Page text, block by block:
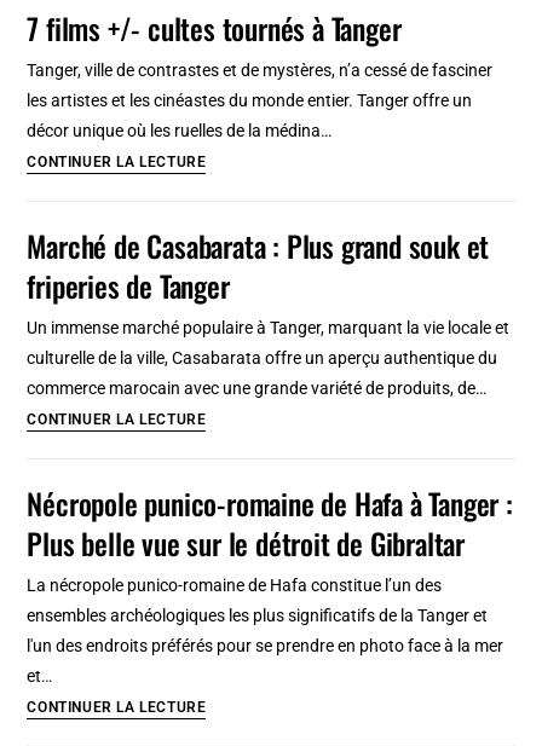
Naples
:
Joli
jardin,
belle
musée
la
céramique
7 films +/- cultes tournés à Tanger
Tanger, ville de contrastes et de mystères, n’a cessé de fasciner
les artistes et les cinéastes du monde entier. Tanger offre un
décor unique où les ruelles de la médina…
CONTINUER LA LECTURE7
cultes
tournés
Tanger
Marché de Casabarata : Plus grand souk et
friperies de Tanger
Un immense marché populaire à Tanger, marquant la vie locale et
culturelle de la ville, Casabarata offre un aperçu authentique du
commerce marocain avec une grande variété de produits, de…
CONTINUER LA LECTUREMarché
:
Plus
friperies
Tanger
Nécropole punico-romaine de Hafa à Tanger :
Plus belle vue sur le détroit de Gibraltar
La nécropole punico-romaine de Hafa constitue l’un des
ensembles archéologiques les plus significatifs de la Tanger et
l'un des endroits préférés pour se prendre en photo face à la mer
et…
CONTINUER LA LECTURENécropole